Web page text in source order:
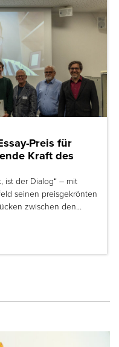
Preis für
Kraft des
ist der Dialog“ – mit
seinen preisgekrönten
zwischen den…